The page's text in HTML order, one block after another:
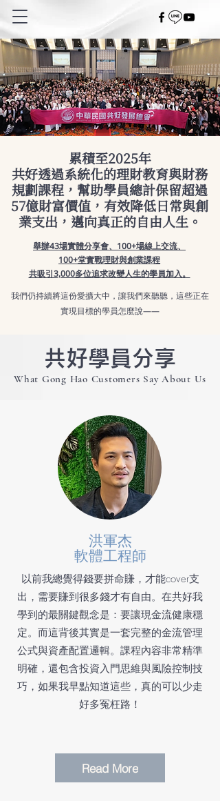
累積至2025年
共好透過系統化的理財教育與財務
規劃課程，幫助學員總計保留超過
57億財富價值，有效降低日常與創
業支出，邁向真正的自由人生。
舉辦43場實體分享會、100+場線上交流、
100+堂實戰理財與創業課程
共吸引3,000多位追求改變人生的學員加入。
我們仍持續將這份愛擴大中，讓我們來聽聽，這些正在
實現目標的學員怎麼說——
共好學員分享
What Gong Hao Customers Say About Us
洪軍杰
軟體工程師
以前我總覺得錢要拼命賺，才能cover支
出，需要賺到很多錢才有自由。在共好我
學到的最關鍵觀念是：要讓現金流健康穩
定。而這背後其實是一套完整的金流管理
公式與資產配置邏輯。課程內容非常精準
明確，還包含投資入門思維與風險控制技
巧，如果我早點知道這些，真的可以少走
好多冤枉路！
Read More